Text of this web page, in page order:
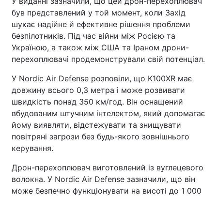
був представлений у той момент, коли Захід
шукає надійне й ефективне рішення проблеми
безпілотників. Під час війни між Росією та
Україною, а також між США та Іраном дрони-
перехоплювачі продемонстрували свій потенціал.
У Nordic Air Defense розповіли, що K100XR має
довжину всього 0,3 метра і може розвивати
швидкість понад 350 км/год. Він оснащений
вбудованим штучним інтелектом, який допомагає
йому виявляти, відстежувати та знищувати
повітряні загрози без будь-якого зовнішнього
керування.
Дрон-перехоплювач виготовлений із вуглецевого
волокна. У Nordic Air Defense зазначили, що він
може безпечно функціонувати на висоті до 1 000